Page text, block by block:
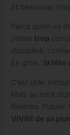
Et beaucoup
Parce qu’on va
J’étais trop
discipline,
En gros :
la tête
C’est utile.
Mais au bout
Réécrire. Publier.
VIVRE de sa